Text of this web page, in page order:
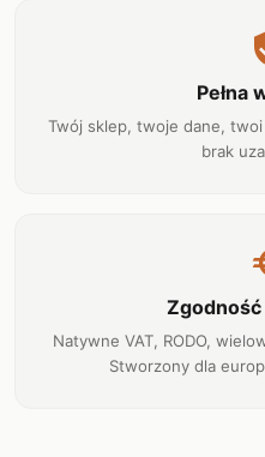
Pełna
Twój sklep, twoje dane,
brak
Natywne VAT, RODO,
Stworzony dla